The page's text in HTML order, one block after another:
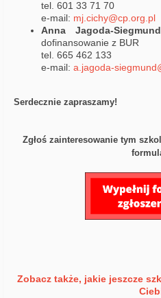
tel. 601 33 71 70
e-mail: mj.cichy@cp.org.pl
Anna Jagoda-
dofinansowanie z BUR
tel. 665 462 133
e-mail: a.jagoda-
Serdecznie zapraszamy!
Zgłoś zainteresowanie tym
Zobacz także, jakie jeszcze